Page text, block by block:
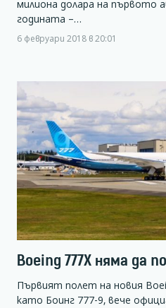
милиона долара на първото
годината –…
6 февруари 2018 в 20:01
Boeing 777X няма да
Първият полет на новия
като Боинг 777-9, вече